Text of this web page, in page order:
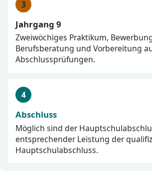
Jahrgang 9
Zweiwöchiges Praktikum,
Berufsberatung und Vorbereitung
Abschlussprüfungen.
Abschluss
Möglich sind der
entsprechender Leistung der
Hauptschulabschluss.